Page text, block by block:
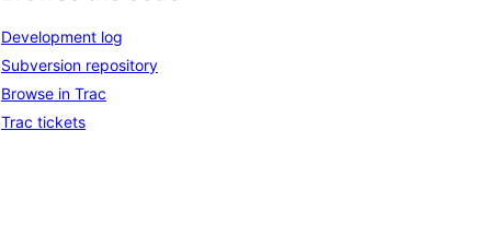
Development log
Subversion repository
Browse in Trac
Trac tickets